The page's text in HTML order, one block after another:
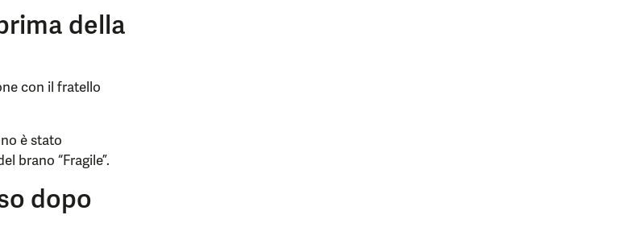
della
con il fratello
è stato
brano “Fragile”.
dopo